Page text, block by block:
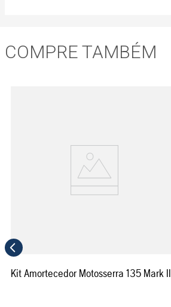
COMPRE TAMBÉM
Kit Amortecedor Motosserra 135 Mark II